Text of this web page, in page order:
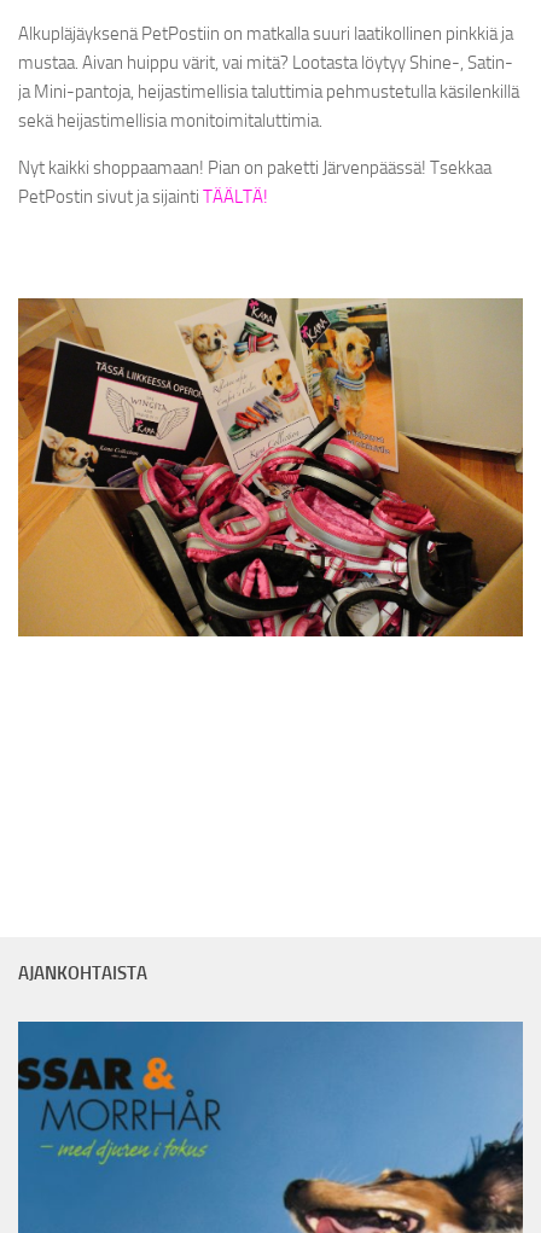
JÄLLEENMYYJÄT
YRITYKSESTÄ
KC SPONSOROI
HANDMADE-PANNAT
SUOMI
ENGLISH
SVENSKA
Alkupläjäyksenä PetPostiin on matkalla suuri laatikollinen pinkkiä ja
mustaa. Aivan huippu värit, vai mitä? Lootasta löytyy Shine-, Satin-
ja Mini-pantoja, heijastimellisia taluttimia pehmustetulla käsilenkillä
sekä heijastimellisia monitoimitaluttimia.
Nyt kaikki shoppaamaan! Pian on paketti Järvenpäässä! Tsekkaa
PetPostin sivut ja sijainti TÄÄLTÄ!
AJANKOHTAISTA